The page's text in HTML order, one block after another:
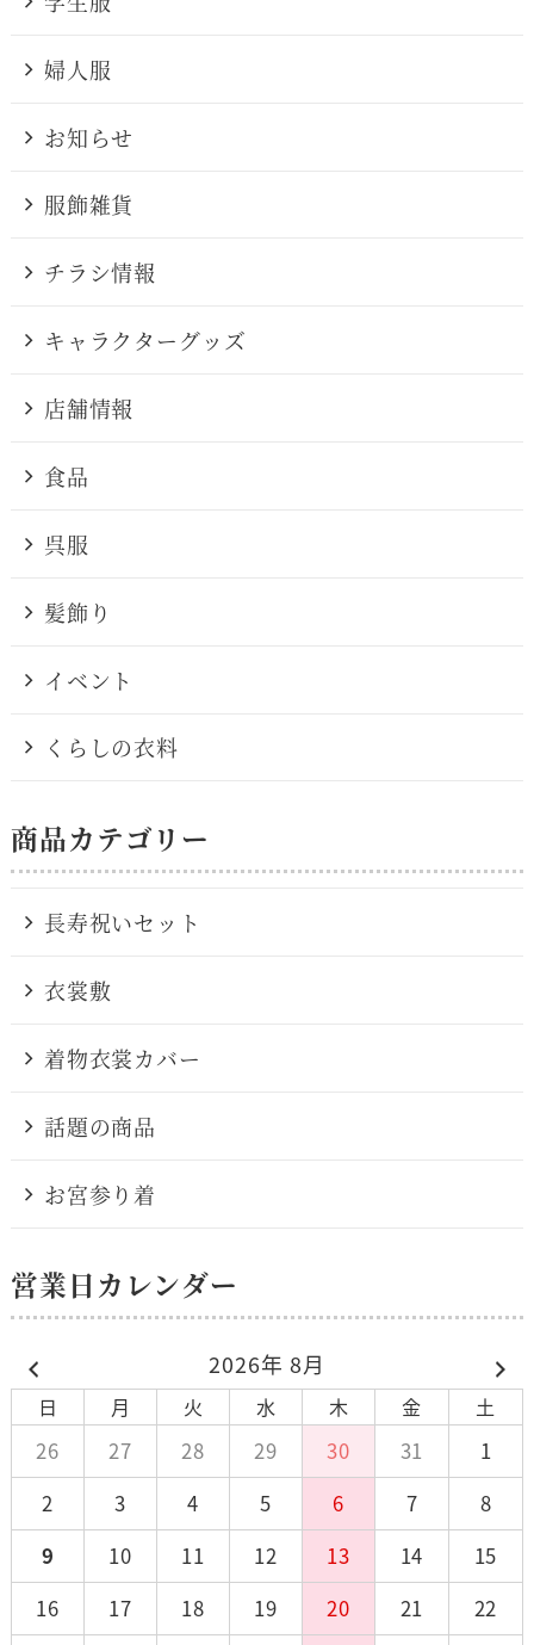
婦人服
お知らせ
服飾雑貨
チラシ情報
キャラクターグッズ
店舗情報
食品
呉服
髪飾り
イベント
くらしの衣料
商品カテゴリー
長寿祝いセット
衣裳敷
着物衣裳カバー
話題の商品
お宮参り着
営業日カレンダー
2026年 8月
日 月 火 水 木 金
土
26
27 28 29 30 31
1
2
3 4 5 6 7
8
9
10 11 12 13 14
15
16
17 18 19 20 21
22